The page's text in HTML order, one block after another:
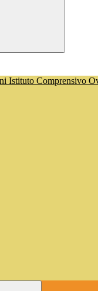
Istituto Comprensivo